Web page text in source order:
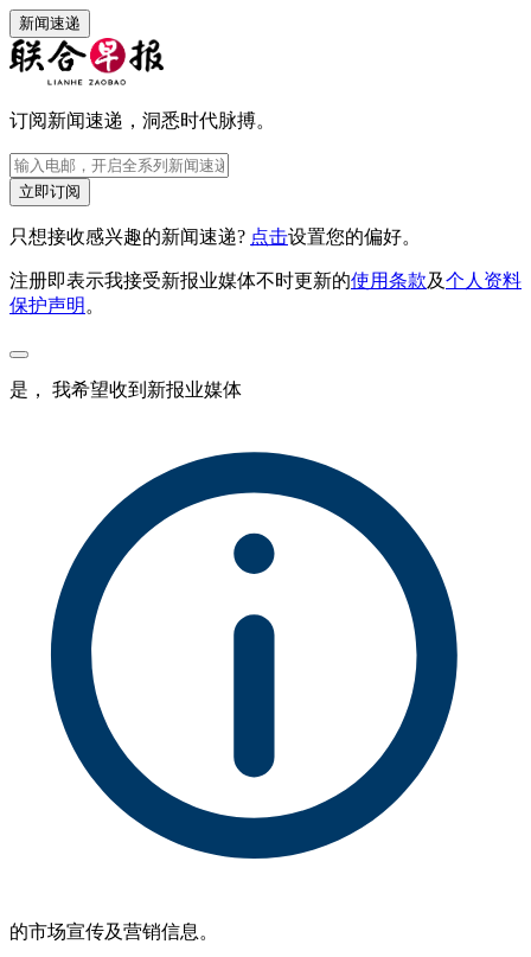
新闻速递
订阅新闻速递，洞悉时代脉搏。
立即订阅
只想接收感兴趣的新闻速递? 点击设置您的偏好。
注册即表示我接受新报业媒体不时更新的使用条款及个人资料
保护声明 。
是， 我希望收到新报业媒体
的市场宣传及营销信息。